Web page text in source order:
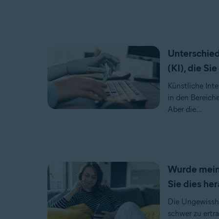
(KI), die
Künstliche
in den
Aber die...
Wurde
Sie dies
Die
schwer zu